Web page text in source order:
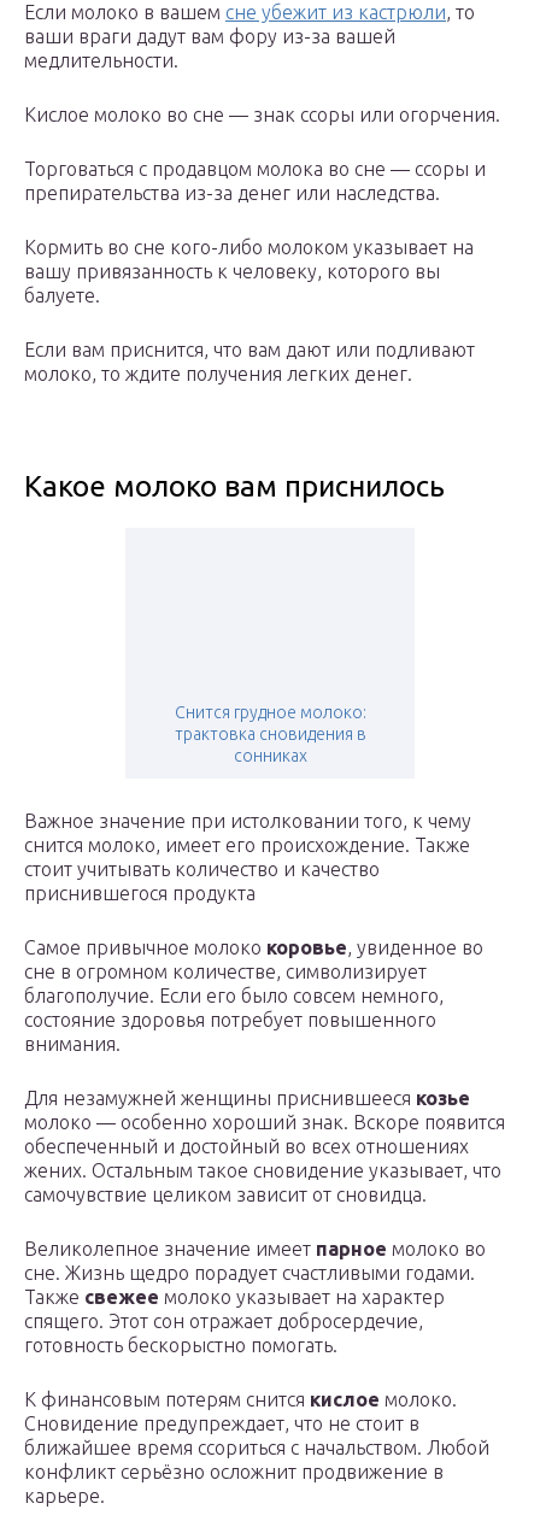
Если молоко в вашем сне убежит из кастрюли, то
ваши враги дадут вам фору из-за вашей
медлительности.
Кислое молоко во сне — знак ссоры или огорчения.
Торговаться с продавцом молока во сне — ссоры и
препирательства из-за денег или наследства.
Кормить во сне кого-либо молоком указывает на
вашу привязанность к человеку, которого вы
балуете.
Если вам приснится, что вам дают или подливают
молоко, то ждите получения легких денег.
Какое молоко вам приснилось
Снится грудное молоко:
трактовка сновидения в
сонниках
Важное значение при истолковании того, к чему
снится молоко, имеет его происхождение. Также
стоит учитывать количество и качество
приснившегося продукта
Самое привычное молоко коровье, увиденное во
сне в огромном количестве, символизирует
благополучие. Если его было совсем немного,
состояние здоровья потребует повышенного
внимания.
Для незамужней женщины приснившееся козье
молоко — особенно хороший знак. Вскоре появится
обеспеченный и достойный во всех отношениях
жених. Остальным такое сновидение указывает, что
самочувствие целиком зависит от сновидца.
Великолепное значение имеет парное молоко во
сне. Жизнь щедро порадует счастливыми годами.
Также свежее молоко указывает на характер
спящего. Этот сон отражает добросердечие,
готовность бескорыстно помогать.
К финансовым потерям снится кислое молоко.
Сновидение предупреждает, что не стоит в
ближайшее время ссориться с начальством. Любой
конфликт серьёзно осложнит продвижение в
карьере.